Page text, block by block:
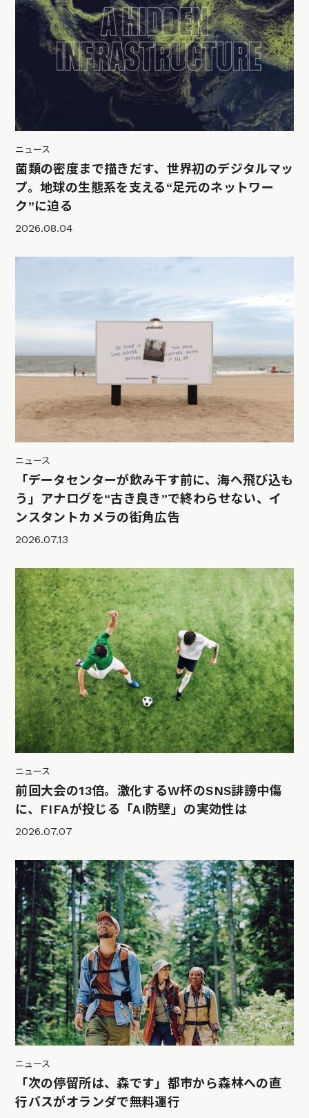
ニュース
菌類の密度まで描きだす、世界初のデジタルマッ
プ。地球の生態系を支える“足元のネットワー
ク”に迫る
2026.08.04
ニュース
「データセンターが飲み干す前に、海へ飛び込も
う」アナログを“古き良き”で終わらせない、イ
ンスタントカメラの街角広告
2026.07.13
ニュース
前回大会の13倍。激化するW杯のSNS誹謗中傷
に、FIFAが投じる「AI防壁」の実効性は
2026.07.07
ニュース
「次の停留所は、森です」都市から森林への直
行バスがオランダで無料運行